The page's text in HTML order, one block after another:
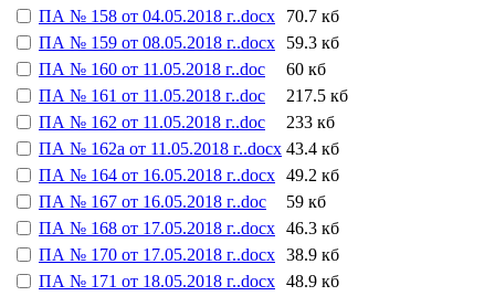
ПА № 158 от 04.05.2018 г..docx
70.7 кб
ПА № 159 от 08.05.2018 г..docx
59.3 кб
ПА № 160 от 11.05.2018 г..doc
60 кб
ПА № 161 от 11.05.2018 г..doc
217.5 кб
ПА № 162 от 11.05.2018 г..doc
233 кб
ПА № 162а от 11.05.2018 г..docx 43.4 кб
ПА № 164 от 16.05.2018 г..docx 49.2 кб
ПА № 167 от 16.05.2018 г..doc
59 кб
ПА № 168 от 17.05.2018 г..docx 46.3 кб
ПА № 170 от 17.05.2018 г..docx 38.9 кб
ПА № 171 от 18.05.2018 г..docx 48.9 кб